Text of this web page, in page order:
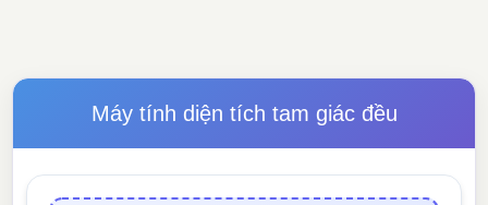
Máy tính diện tích tam giác đều